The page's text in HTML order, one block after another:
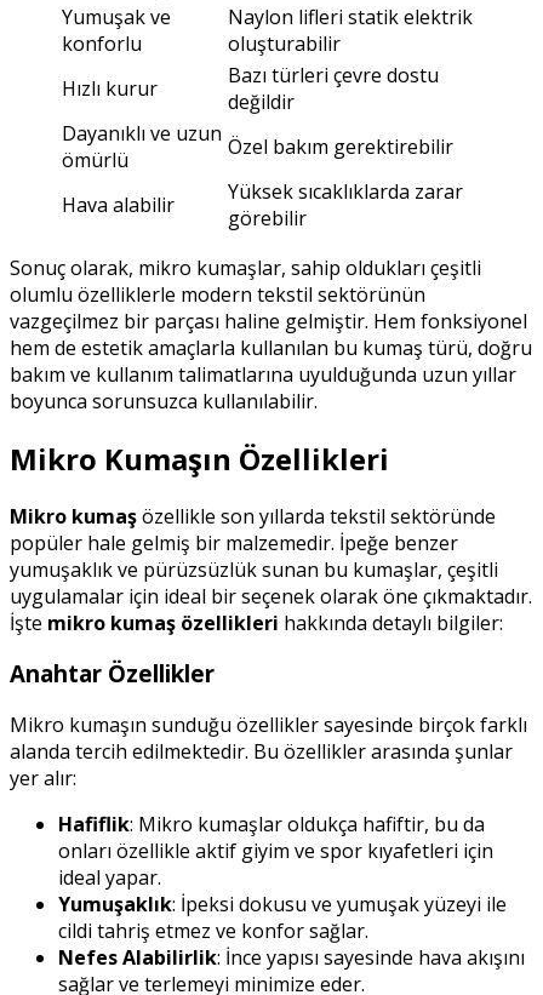
Yumuşak ve
konforlu
Naylon lifleri statik elektrik
oluşturabilir
Hızlı kurur
Bazı türleri çevre dostu
değildir
Dayanıklı ve uzun
ömürlü
Özel bakım gerektirebilir
Hava alabilir
Yüksek sıcaklıklarda zarar
görebilir
Sonuç olarak, mikro kumaşlar, sahip oldukları çeşitli
olumlu özelliklerle modern tekstil sektörünün
vazgeçilmez bir parçası haline gelmiştir. Hem fonksiyonel
hem de estetik amaçlarla kullanılan bu kumaş türü, doğru
bakım ve kullanım talimatlarına uyulduğunda uzun yıllar
boyunca sorunsuzca kullanılabilir.
Mikro Kumaşın Özellikleri
Mikro kumaşözellikle son yıllarda tekstil sektöründe
popüler hale gelmiş bir malzemedir. İpeğe benzer
yumuşaklık ve pürüzsüzlük sunan bu kumaşlar, çeşitli
uygulamalar için ideal bir seçenek olarak öne çıkmaktadır.
İşte mikro kumaş özellikleri hakkında detaylı bilgiler:
Anahtar Özellikler
Mikro kumaşın sunduğu özellikler sayesinde birçok farklı
alanda tercih edilmektedir. Bu özellikler arasında şunlar
yer alır:
Hafiflik: Mikro kumaşlar oldukça hafiftir, bu da
onları özellikle aktif giyim ve spor kıyafetleri için
ideal yapar.
Yumuşaklık: İpeksi dokusu ve yumuşak yüzeyi ile
cildi tahriş etmez ve konfor sağlar.
Nefes Alabilirlik: İnce yapısı sayesinde hava akışını
sağlar ve terlemeyi minimize eder.